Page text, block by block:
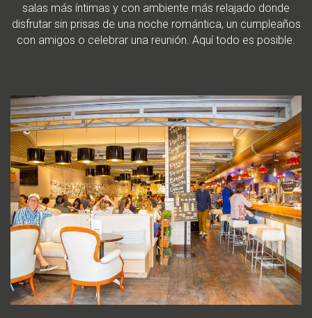
salas más íntimas y con ambiente más relajado donde
disfrutar sin prisas de una noche romántica, un cumpleaños
con amigos o celebrar una reunión. Aquí todo es posible.